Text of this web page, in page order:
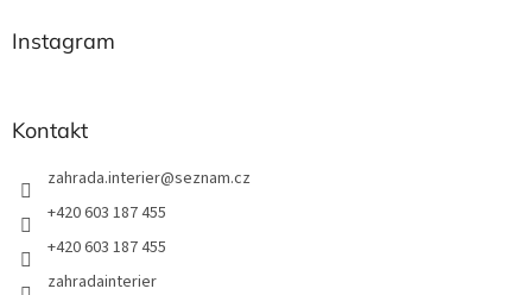
Instagram
Kontakt
zahrada.interier@seznam.cz
+420 603 187 455
+420 603 187 455
zahradainterier